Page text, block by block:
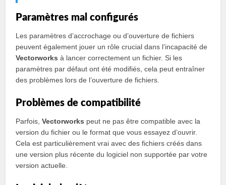
Paramètres mal configurés
Les paramètres d’accrochage ou d’ouverture de fichiers
peuvent également jouer un rôle crucial dans l’incapacité de
Vectorworks à lancer correctement un fichier. Si les
paramètres par défaut ont été modifiés, cela peut entraîner
des problèmes lors de l’ouverture de fichiers.
Problèmes de compatibilité
Parfois,Vectorworks peut ne pas être compatible avec la
version du fichier ou le format que vous essayez d’ouvrir.
Cela est particulièrement vrai avec des fichiers créés dans
une version plus récente du logiciel non supportée par votre
version actuelle.